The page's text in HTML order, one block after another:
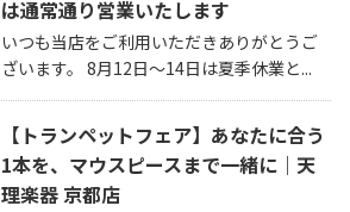
は通常通り営業いたします
いつも当店をご利用いただきありがとうご
ざいます。 8月12日～14日は夏季休業と...
【トランペットフェア】あなたに合う
1本を、マウスピースまで一緒に｜天
理楽器 京都店